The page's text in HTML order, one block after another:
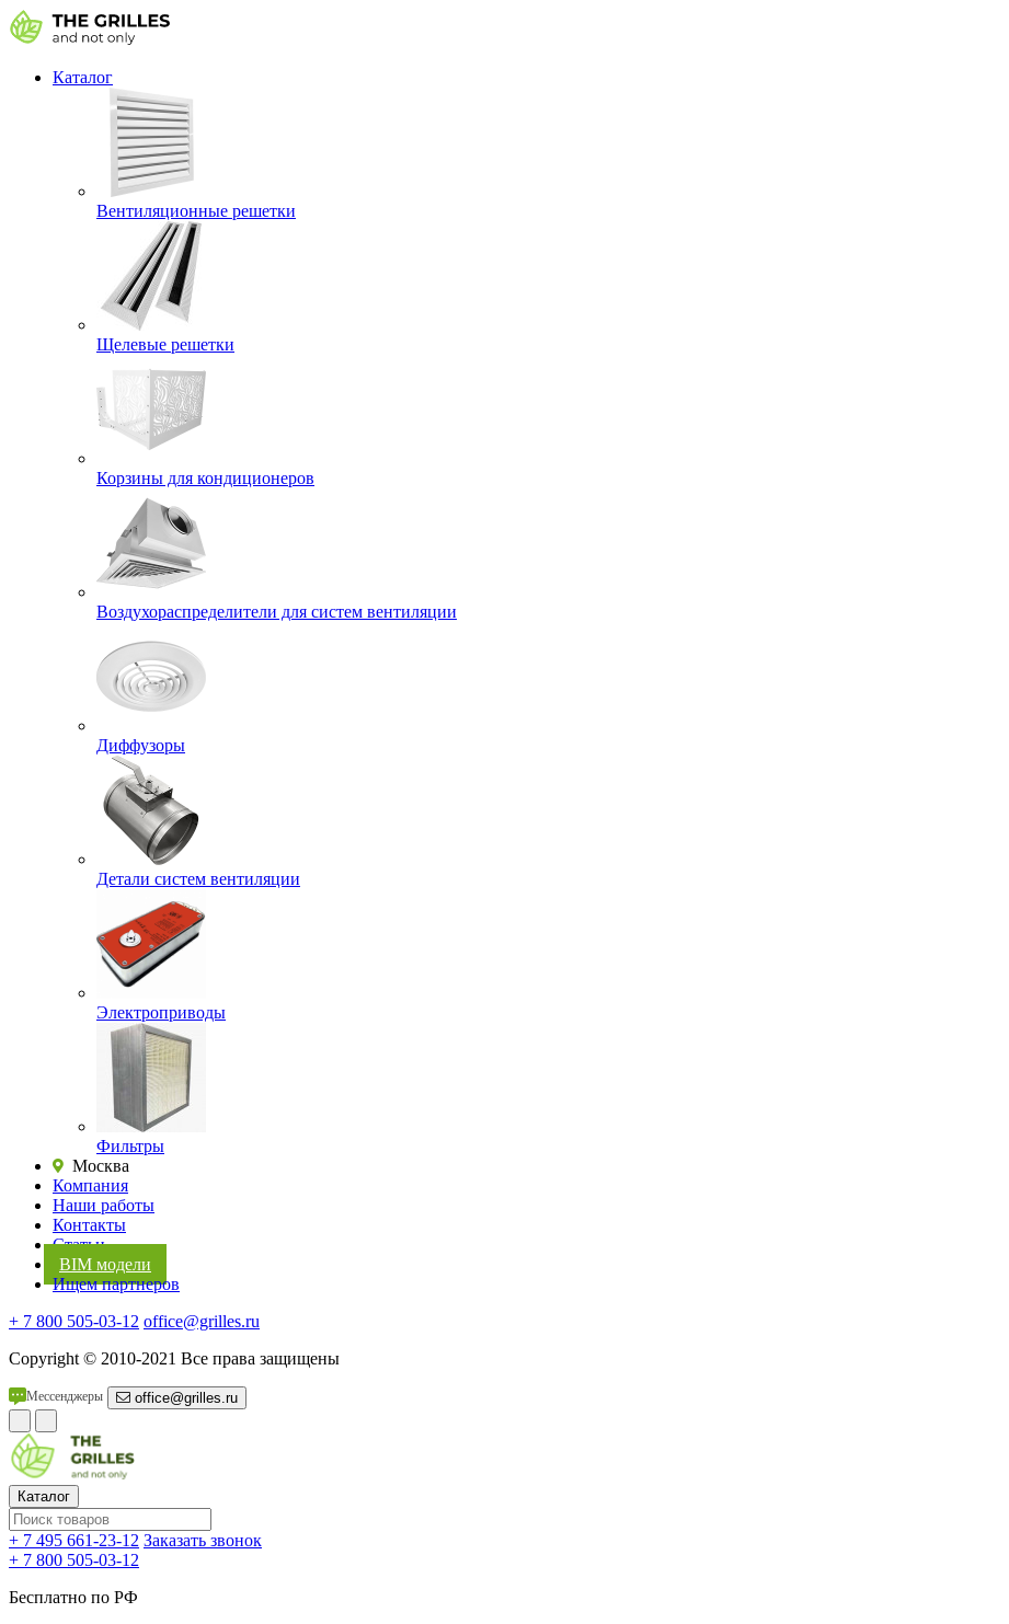
Каталог
Вентиляционные решетки
Щелевые решетки
Корзины для кондиционеров
Воздухораспределители для систем вентиляции
Диффузоры
Детали систем вентиляции
Электроприводы
Фильтры
Москва
Компания
Наши работы
Контакты
Статьи
BIM модели
Ищем партнеров
+ 7 800 505-03-12 office@grilles.ru
Copyright © 2010-2021 Все права защищены
Мессенджеры office@grilles.ru
Каталог
+ 7 495 661-23-12 Заказать звонок
+ 7 800 505-03-12
Бесплатно по РФ